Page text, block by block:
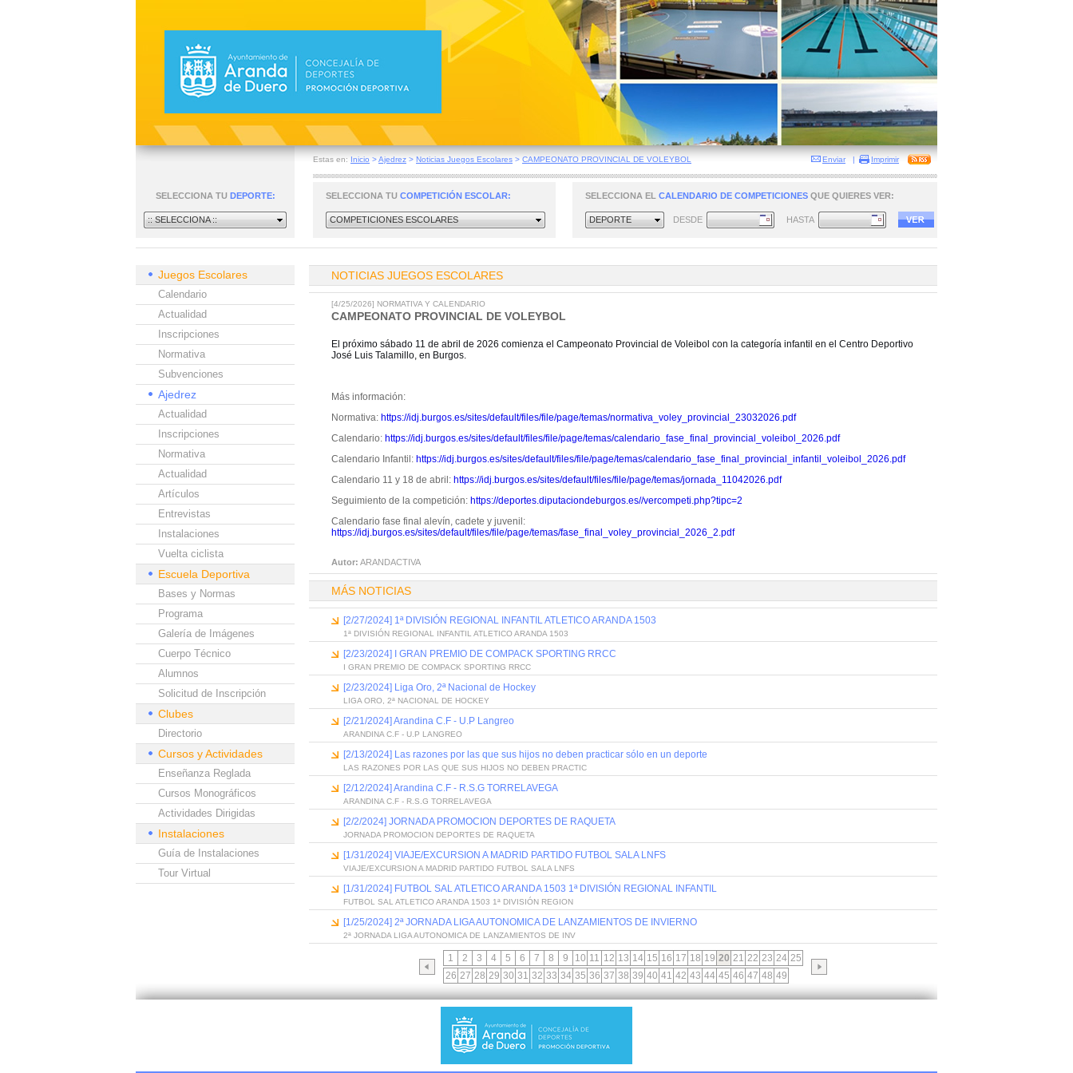
Estas en: Inicio >Ajedrez > Noticias Juegos Escolares > CAMPEONATO PROVINCIAL DE VOLEYBOL Enviar | Imprimir
SELECCIONA TU DEPORTE:
:: SELECCIONA ::
SELECCIONA TU COMPETICIÓN ESCOLAR:
COMPETICIONES ESCOLARES
SELECCIONA EL CALENDARIO DE COMPETICIONES QUE QUIERES VER:
DEPORTE DESDE HASTA
Juegos Escolares
Calendario
Actualidad
Inscripciones
Normativa
Subvenciones
Ajedrez
Actualidad
Inscripciones
Normativa
Actualidad
Artículos
Entrevistas
Instalaciones
Vuelta ciclista
Escuela Deportiva
Bases y Normas
Programa
Galería de Imágenes
Cuerpo Técnico
Alumnos
Solicitud de Inscripción
Clubes
Directorio
Cursos y Actividades
Enseñanza Reglada
Cursos Monográficos
Actividades Dirigidas
Instalaciones
Guía de Instalaciones
Tour Virtual
NOTICIAS JUEGOS ESCOLARES
[4/25/2026] NORMATIVA Y CALENDARIO
CAMPEONATO PROVINCIAL DE VOLEYBOL
El próximo sábado 11 de abril de 2026 comienza el Campeonato Provincial de Voleibol con la categoría infantil en el Centro Deportivo
José Luis Talamillo, en Burgos.
Más información:
Normativa: https://idj.burgos.es/sites/default/files/file/page/temas/normativa_voley_provincial_23032026.pdf
Calendario: https://idj.burgos.es/sites/default/files/file/page/temas/calendario_fase_final_provincial_voleibol_2026.pdf
Calendario Infantil: https://idj.burgos.es/sites/default/files/file/page/temas/calendario_fase_final_provincial_infantil_voleibol_2026.pdf
Calendario 11 y 18 de abril: https://idj.burgos.es/sites/default/files/file/page/temas/jornada_11042026.pdf
Seguimiento de la competición: https://deportes.diputaciondeburgos.es//vercompeti.php?tipc=2
Calendario fase final alevín, cadete y juvenil:
https://idj.burgos.es/sites/default/files/file/page/temas/fase_final_voley_provincial_2026_2.pdf
Autor: ARANDACTIVA
MÁS NOTICIAS
[2/27/2024] 1ª DIVISIÓN REGIONAL INFANTIL ATLETICO ARANDA 1503
1ª DIVISIÓN REGIONAL INFANTIL ATLETICO ARANDA 1503
[2/23/2024] I GRAN PREMIO DE COMPACK SPORTING RRCC
I GRAN PREMIO DE COMPACK SPORTING RRCC
[2/23/2024] Liga Oro, 2ª Nacional de Hockey
LIGA ORO, 2ª NACIONAL DE HOCKEY
[2/21/2024] Arandina C.F - U.P Langreo
ARANDINA C.F - U.P LANGREO
[2/13/2024] Las razones por las que sus hijos no deben practicar sólo en un deporte
LAS RAZONES POR LAS QUE SUS HIJOS NO DEBEN PRACTIC
[2/12/2024] Arandina C.F - R.S.G TORRELAVEGA
ARANDINA C.F - R.S.G TORRELAVEGA
[2/2/2024] JORNADA PROMOCION DEPORTES DE RAQUETA
JORNADA PROMOCION DEPORTES DE RAQUETA
[1/31/2024] VIAJE/EXCURSION A MADRID PARTIDO FUTBOL SALA LNFS
VIAJE/EXCURSION A MADRID PARTIDO FUTBOL SALA LNFS
[1/31/2024] FUTBOL SAL ATLETICO ARANDA 1503 1ª DIVISIÓN REGIONAL INFANTIL
FUTBOL SAL ATLETICO ARANDA 1503 1ª DIVISIÓN REGION
[1/25/2024] 2ª JORNADA LIGA AUTONOMICA DE LANZAMIENTOS DE INVIERNO
2ª JORNADA LIGA AUTONOMICA DE LANZAMIENTOS DE INV
1 2 3 4 5 6 7 8 9 10 11 12 13 14 15 16 17 18 19 20 21 22 23 24 25
26 27 28 29 30 31 32 33 34 35 36 37 38 39 40 41 42 43 44 45 46 47 48 49